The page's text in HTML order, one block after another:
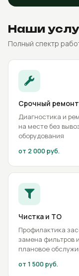
Наши
Полный спектр
Срочный ремонт
Диагностика и
на месте без
оборудования
от 2 000 руб.
Чистка и ТО
Профилактика
замена фильтров и
плановое
от 1 500 руб.